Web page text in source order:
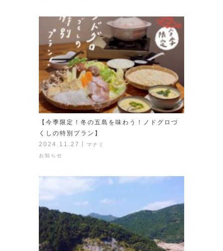
【今季限定！冬の五島を味わう！ノドグロづ
くしの特別プラン】
2024.11.27
マナミ
お知らせ